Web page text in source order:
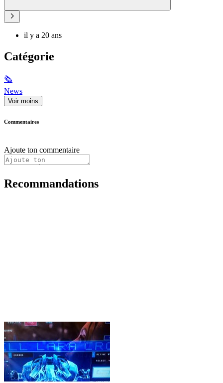
il y a 20 ans
Catégorie
🗞
News
Voir moins
Commentaires
Ajoute ton commentaire
Recommandations